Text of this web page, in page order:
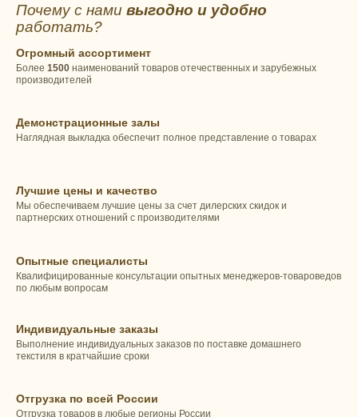
Почему с нами выгодно и удобно
работать?
Огромный ассортимент
Более 1500 наименований товаров отечественных и зарубежных
производителей
Демонстрационные залы
Наглядная выкладка обеспечит полное представление о товарах
Лучшие цены и качество
Мы обеспечиваем лучшие цены за счет дилерских скидок и
партнерских отношений с производителями
Опытные специалисты
Квалифицированные консультации опытных менеджеров-товароведов
по любым вопросам
Индивидуальные заказы
Выполнение индивидуальных заказов по поставке домашнего
текстиля в кратчайшие сроки
Отгрузка по всей России
Отгрузка товаров в любые регионы России